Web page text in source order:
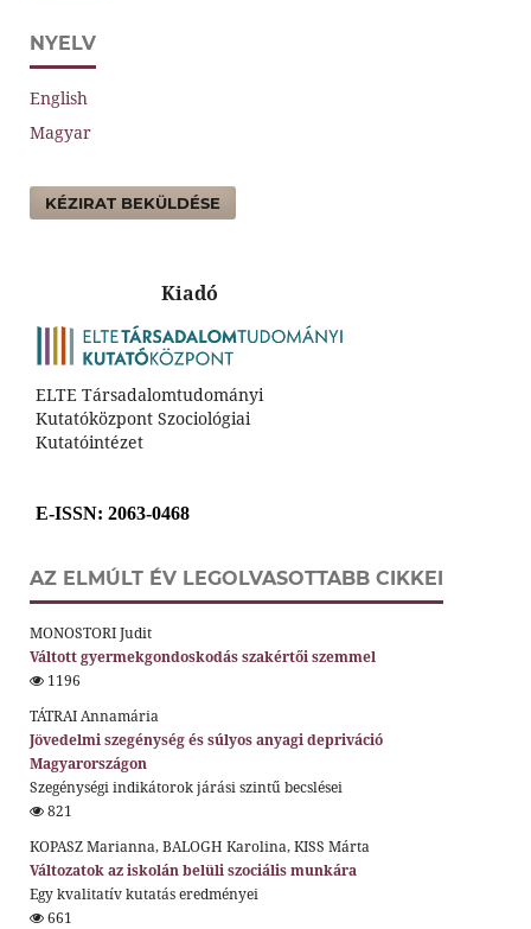
NYELV
English
Magyar
KÉZIRAT BEKÜLDÉSE
Kiadó
ELTE Társadalomtudományi
Kutatóközpont Szociológiai
Kutatóintézet
E-ISSN: 2063-0468
AZ ELMÚLT ÉV LEGOLVASOTTABB CIKKEI
MONOSTORI Judit
Váltott gyermekgondoskodás szakértői szemmel
1196
TÁTRAI Annamária
Jövedelmi szegénység és súlyos anyagi depriváció
Magyarországon
Szegénységi indikátorok járási szintű becslései
821
KOPASZ Marianna, BALOGH Karolina, KISS Márta
Változatok az iskolán belüli szociális munkára
Egy kvalitatív kutatás eredményei
661